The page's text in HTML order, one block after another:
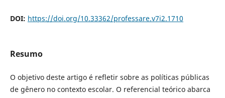
DOI: https://doi.org/10.33362/professare.v7i2.1710
Resumo
O objetivo deste artigo é refletir sobre as políticas públicas
de gênero no contexto escolar. O referencial teórico abarca